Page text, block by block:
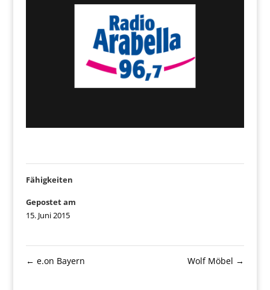
Fähigkeiten
Gepostet am
15. Juni 2015
← e.on Bayern Wolf Möbel →